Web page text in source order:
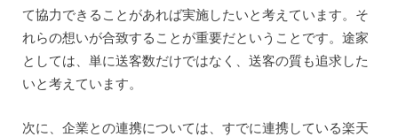
て協力できることがあれば実施したいと考えています。そ
れらの想いが合致することが重要だということです。途家
としては、単に送客数だけではなく、送客の質も追求した
いと考えています。
次に、企業との連携については、すでに連携している楽天